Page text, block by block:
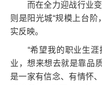
而在全力迎战行业变
则是阳光城“规模上台阶
实反映。
“希望我的职业生涯
业，想来想去就是靠品
是一家有信念、有情怀